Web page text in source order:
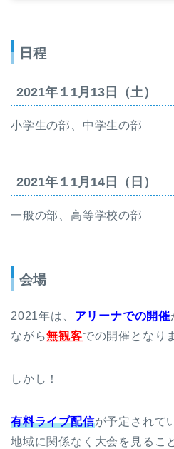
日程
2021年１1月13日（土）
小学生の部、中学生の部
2021年１1月14日（日）
一般の部、高等学校の部
会場
2021年は、 アリーナでの開催
ながら無観客での開催となり
しかし！
有料ライブ配信が予定されて
地域に関係なく大会を見るこ